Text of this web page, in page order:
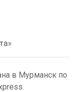
в Мурманск по